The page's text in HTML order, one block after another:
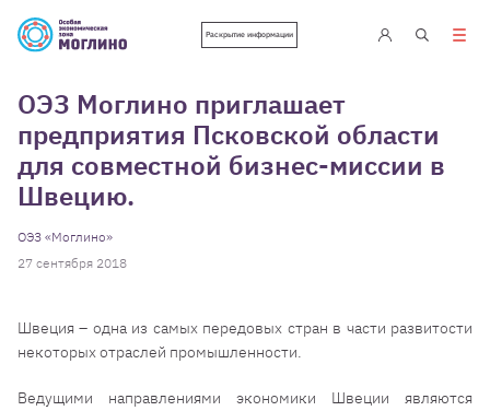
Раскрытие информации
ОЭЗ Моглино приглашает
предприятия Псковской области
для совместной бизнес-миссии в
Швецию.
ОЭЗ «Моглино»
27 сентября 2018
Швеция – одна из самых передовых стран в части развитости
некоторых отраслей промышленности.
Ведущими направлениями экономики Швеции являются